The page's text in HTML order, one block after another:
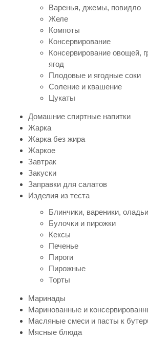
Варенья, джемы, повидло
Желе
Компоты
Консервирование
Консервирование овощей,
ягод
Плодовые и ягодные соки
Соление и квашение
Цукаты
Домашние спиртные напитки
Жарка
Жарка без жира
Жаркое
Завтрак
Закуски
Заправки для салатов
Изделия из теста
Блинчики, вареники, оладьи
Булочки и пирожки
Кексы
Печенье
Пироги
Пирожные
Торты
Маринады
Маринованные и
Масляные смеси и пасты к
Мясные блюда